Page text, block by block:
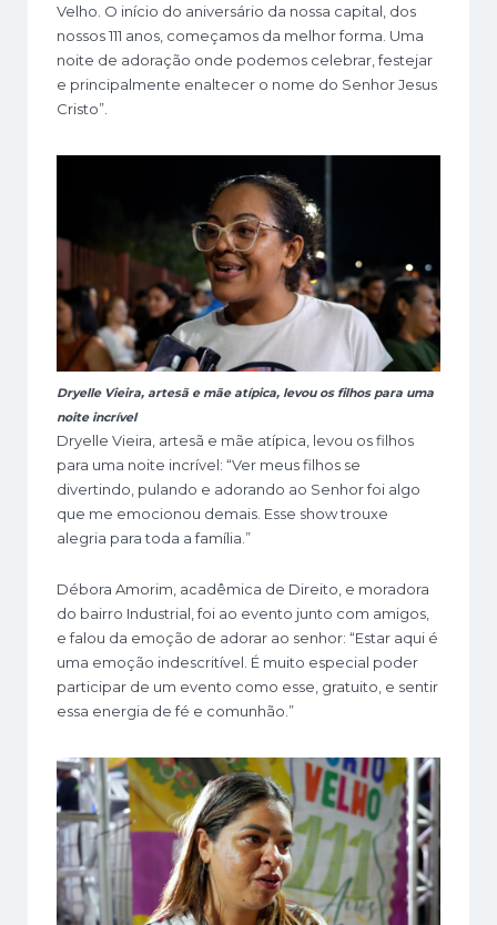
Velho. O início do aniversário da nossa capital, dos
nossos 111 anos, começamos da melhor forma. Uma
noite de adoração onde podemos celebrar, festejar
e principalmente enaltecer o nome do Senhor Jesus
Cristo”.
Dryelle Vieira, artesã e mãe atípica, levou os filhos para uma
noite incrível
Dryelle Vieira, artesã e mãe atípica, levou os filhos
para uma noite incrível: “Ver meus filhos se
divertindo, pulando e adorando ao Senhor foi algo
que me emocionou demais. Esse show trouxe
alegria para toda a família.”
Débora Amorim, acadêmica de Direito, e moradora
do bairro Industrial, foi ao evento junto com amigos,
e falou da emoção de adorar ao senhor: “Estar aqui é
uma emoção indescritível. É muito especial poder
participar de um evento como esse, gratuito, e sentir
essa energia de fé e comunhão.”